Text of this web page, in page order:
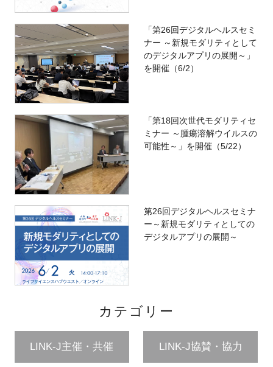
「第26回デジタルヘルスセミ
ナー ～新規モダリティとして
のデジタルアプリの展開～」
を開催（6/2）
「第18回次世代モダリティセ
ミナー ～腫瘍溶解ウイルスの
可能性～」を開催（5/22）
第26回デジタルヘルスセミナ
ー～新規モダリティとしての
デジタルアプリの展開～
カテゴリー
LINK-J主催・共催 LINK-J協賛・協力